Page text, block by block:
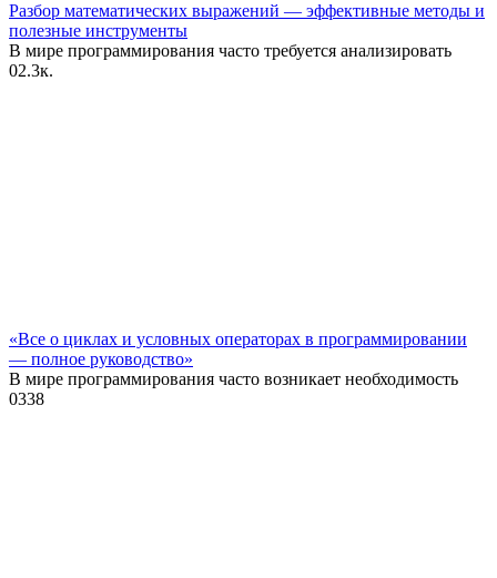
Разбор математических выражений — эффективные методы и
полезные инструменты
В мире программирования часто требуется анализировать
02.3к.
«Все о циклах и условных операторах в программировании
— полное руководство»
В мире программирования часто возникает необходимость
0338